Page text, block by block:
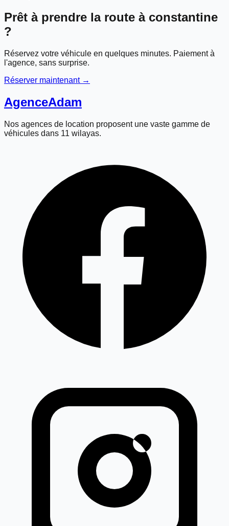
Prêt à prendre la route à constantine
?
Réservez votre véhicule en quelques minutes. Paiement à
l'agence, sans surprise.
Réserver maintenant →
AgenceAdam
Nos agences de location proposent une vaste gamme de
véhicules dans 11 wilayas.